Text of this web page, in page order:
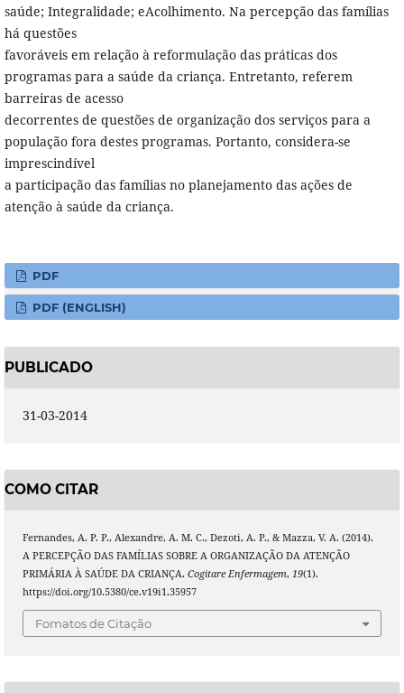
saúde; Integralidade; eAcolhimento. Na percepção das famílias
há questões
favoráveis em relação à reformulação das práticas dos
programas para a saúde da criança. Entretanto, referem
barreiras de acesso
decorrentes de questões de organização dos serviços para a
população fora destes programas. Portanto, considera-se
imprescindível
a participação das famílias no planejamento das ações de
atenção à saúde da criança.
PDF
PDF (ENGLISH)
PUBLICADO
31-03-2014
COMO CITAR
Fernandes, A. P. P., Alexandre, A. M. C., Dezoti, A. P., & Mazza, V. A. (2014).
A PERCEPÇÃO DAS FAMÍLIAS SOBRE A ORGANIZAÇÃO DA ATENÇÃO
PRIMÁRIA À SAÚDE DA CRIANÇA. Cogitare Enfermagem, 19(1).
https://doi.org/10.5380/ce.v19i1.35957
Fomatos de Citação